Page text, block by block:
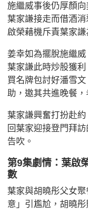
施繼威事後仍厚顏
葉家謙接走而借酒
啟榮藉機斥責葉家
姜幸如為擺脫施繼
葉家謙此時炒股獲
買名牌包討好潘雪
助，邀其共進晚餐
葉家謙興奮打扮赴
回葉家迎接登門拜
告吹。
第9集劇情：葉啟
數
葉家與胡曉彤父女
意」引尷尬，胡曉